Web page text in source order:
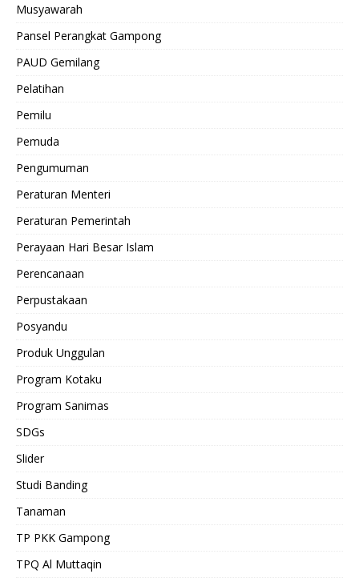
Musyawarah
Pansel Perangkat Gampong
PAUD Gemilang
Pelatihan
Pemilu
Pemuda
Pengumuman
Peraturan Menteri
Peraturan Pemerintah
Perayaan Hari Besar Islam
Perencanaan
Perpustakaan
Posyandu
Produk Unggulan
Program Kotaku
Program Sanimas
SDGs
Slider
Studi Banding
Tanaman
TP PKK Gampong
TPQ Al Muttaqin